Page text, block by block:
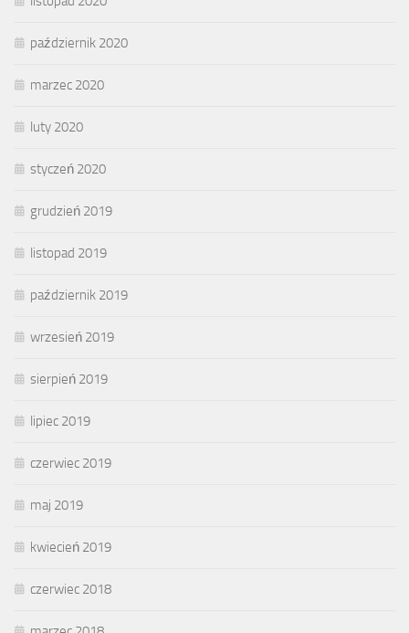
październik 2020
marzec 2020
luty 2020
styczeń 2020
grudzień 2019
listopad 2019
październik 2019
wrzesień 2019
sierpień 2019
lipiec 2019
czerwiec 2019
maj 2019
kwiecień 2019
czerwiec 2018